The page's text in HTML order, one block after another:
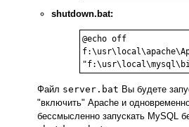
shutdown.bat:
@echo off
Файл server.bat Вы будете
"включить" Apache и
бессмысленно запускать MySQL